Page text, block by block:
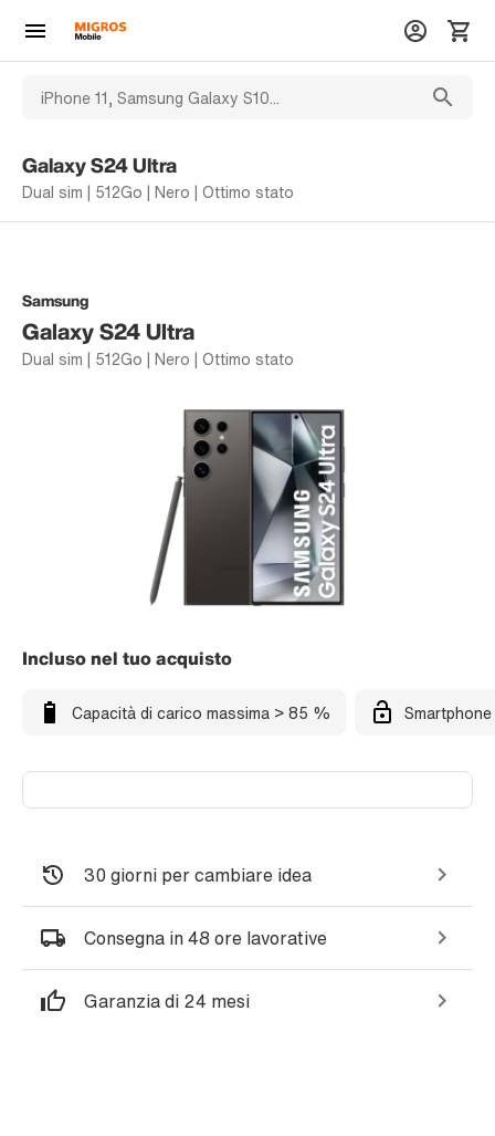
Galaxy S24 Ultra
Dual sim | 512Go | Nero | Ottimo stato
Samsung
Galaxy S24 Ultra
Dual sim | 512Go | Nero | Ottimo stato
Incluso nel tuo acquisto
Capacità di carico massima > 85 %
30 giorni per cambiare idea
Consegna in 48 ore lavorative
Garanzia di 24 mesi